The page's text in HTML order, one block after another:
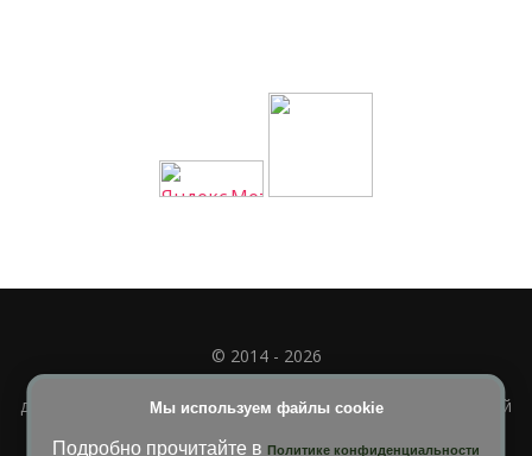
Мы используем файлы cookie
Подробно прочитайте в Политике конфиденциальности
© 2014 - 2026
Полное или частичное использование материала
допускается только при наличии активной и индексируемой